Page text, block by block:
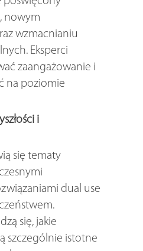
nowym
wzmacnianiu
Eksperci
zaangażowanie i
na poziomie
i
się tematy
dual use
się, jakie
szczególnie istotne